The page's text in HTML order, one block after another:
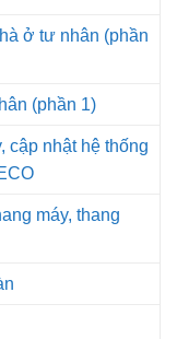
ở tư nhân (phần
(phần 1)
cập nhật hệ thống
máy, thang